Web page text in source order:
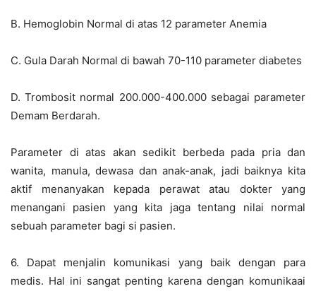
B. Hemoglobin Normal di atas 12 parameter Anemia
C. Gula Darah Normal di bawah 70-110 parameter diabetes
D. Trombosit normal 200.000-400.000 sebagai parameter
Demam Berdarah.
Parameter di atas akan sedikit berbeda pada pria dan
wanita, manula, dewasa dan anak-anak, jadi baiknya kita
aktif menanyakan kepada perawat atau dokter yang
menangani pasien yang kita jaga tentang nilai normal
sebuah parameter bagi si pasien.
6. Dapat menjalin komunikasi yang baik dengan para
medis. Hal ini sangat penting karena dengan komunikaai